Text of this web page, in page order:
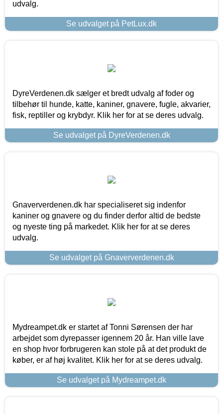
udvalg.
Se udvalget på PetLux.dk
DyreVerdenen.dk sælger et bredt udvalg af foder og
tilbehør til hunde, katte, kaniner, gnavere, fugle, akvarier,
fisk, reptiller og krybdyr. Klik her for at se deres udvalg.
Se udvalget på DyreVerdenen.dk
Gnaververdenen.dk har specialiseret sig indenfor
kaniner og gnavere og du finder derfor altid de bedste
og nyeste ting på markedet. Klik her for at se deres
udvalg.
Se udvalget på Gnaververdenen.dk
Mydreampet.dk er startet af Tonni Sørensen der har
arbejdet som dyrepasser igennem 20 år. Han ville lave
en shop hvor forbrugeren kan stole på at det produkt de
køber, er af høj kvalitet. Klik her for at se deres udvalg.
Se udvalget på Mydreampet.dk